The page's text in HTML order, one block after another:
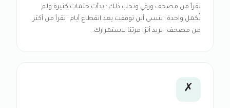
تقرأ من مصحف ورقي وتحب ذلك · بدأت ختمات كثيرة ولم
تُكمل واحدة · تنسى أين توقفت بعد انقطاع أيام · تقرأ من أكثر
من مصحف · تريد أثرًا مرئيًا لاستمرارك.
✗